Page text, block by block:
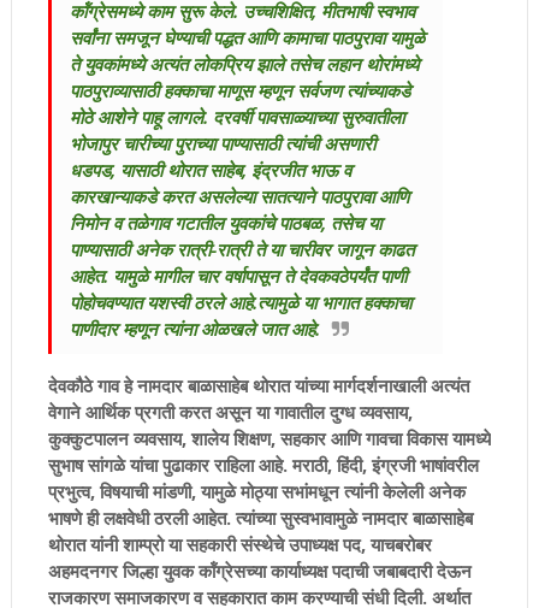
कॉंग्रेसमध्ये काम सुरू केले. उच्चशिक्षित, मीतभाषी स्वभाव
सर्वांना समजून घेण्याची पद्धत आणि कामाचा पाठपुरावा यामुळे
ते युवकांमध्ये अत्यंत लोकप्रिय झाले तसेच लहान थोरांमध्ये
पाठपुराव्यासाठी हक्काचा माणूस म्हणून सर्वजण त्यांच्याकडे
मोठे आशेने पाहू लागले. दरवर्षी पावसाळ्याच्या सुरुवातीला
भोजापुर चारीच्या पुराच्या पाण्यासाठी त्यांची असणारी
धडपड, यासाठी थोरात साहेब, इंद्रजीत भाऊ व
कारखान्याकडे करत असलेल्या सातत्याने पाठपुरावा आणि
निमोन व तळेगाव गटातील युवकांचे पाठबळ, तसेच या
पाण्यासाठी अनेक रात्री-रात्री ते या चारीवर जागून काढत
आहेत. यामुळे मागील चार वर्षापासून ते देवकवठेपर्यंत पाणी
पोहोचवण्यात यशस्वी ठरले आहे.त्यामुळे या भागात हक्काचा
पाणीदार म्हणून त्यांना ओळखले जात आहे.
देवकौठे गाव हे नामदार बाळासाहेब थोरात यांच्या मार्गदर्शनाखाली अत्यंत
वेगाने आर्थिक प्रगती करत असून या गावातील दुग्ध व्यवसाय,
कुक्कुटपालन व्यवसाय, शालेय शिक्षण, सहकार आणि गावचा विकास यामध्ये
सुभाष सांगळे यांचा पुढाकार राहिला आहे. मराठी, हिंदी, इंग्रजी भाषांवरील
प्रभुत्व, विषयाची मांडणी, यामुळे मोठ्या सभांमधून त्यांनी केलेली अनेक
भाषणे ही लक्षवेधी ठरली आहेत. त्यांच्या सुस्वभावामुळे नामदार बाळासाहेब
थोरात यांनी शाम्प्रो या सहकारी संस्थेचे उपाध्यक्ष पद, याचबरोबर
अहमदनगर जिल्हा युवक कॉंग्रेसच्या कार्याध्यक्ष पदाची जबाबदारी देऊन
राजकारण समाजकारण व सहकारात काम करण्याची संधी दिली. अर्थात